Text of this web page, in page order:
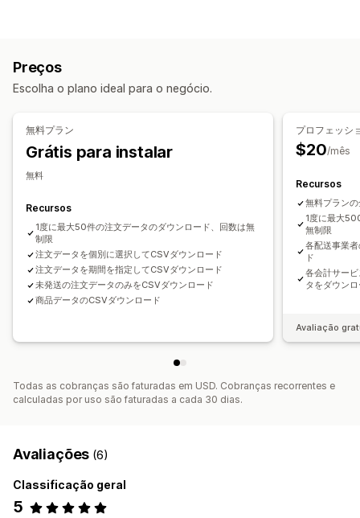
Preços
Escolha o plano ideal para o negócio.
無料プラン
Grátis para instalar
無料
Recursos
1度に最大50件の注文データのダウンロード、回数は無
制限
注文データを個別に選択してCSVダウンロード
注文データを期間を指定してCSVダウンロード
未発送の注文データのみをCSVダウンロード
商品データのCSVダウンロード
プロフェッシ
$20/mês
Recursos
無料プラン
1度に最大
無制限
各配送事業
ド
各会計サー
タをダウン
Avaliação
Todas as cobranças são faturadas em USD. Cobranças recorrentes e
calculadas por uso são faturadas a cada 30 dias.
Avaliações (6)
Classificação geral
5